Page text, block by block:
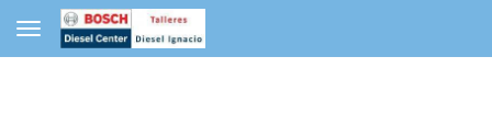
Toggle navigation